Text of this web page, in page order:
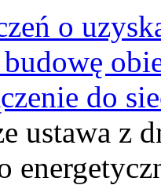
o
do
ustawa z